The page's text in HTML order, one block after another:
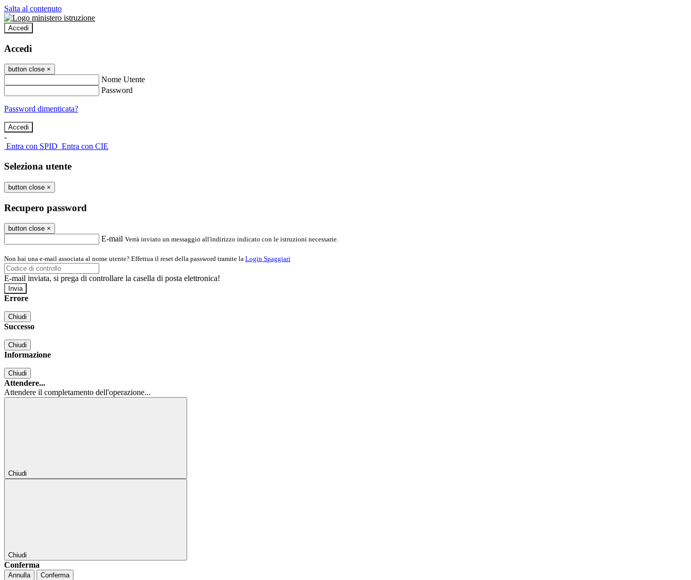
Salta al contenuto
Accedi
Accedi
button close ×
Nome Utente
Password
Password dimenticata?
-
Entra con SPID Entra con CIE
Seleziona utente
button close ×
Recupero password
button close ×
E-mail Verrà inviato un messaggio all'indirizzo indicato con le istruzioni necessarie.
Non hai una e-mail associata al nome utente? Effettua il reset della password tramite la Login Spaggiari
E-mail inviata, si prega di controllare la casella di posta elettronica!
Errore
Chiudi
Successo
Chiudi
Informazione
Chiudi
Attendere...
Attendere il completamento dell'operazione...
Chiudi
Chiudi
Conferma
Annulla Conferma